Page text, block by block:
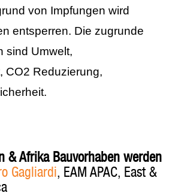
von Impfungen wird
entsperren. Die zugrunde
sind Umwelt,
CO2 Reduzierung,
& Afrika Bauvorhaben werden
Gagliardi, EAM APAC, East &